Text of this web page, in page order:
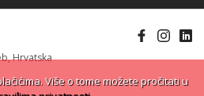
Hrvatska
Više o tome možete pročitati u